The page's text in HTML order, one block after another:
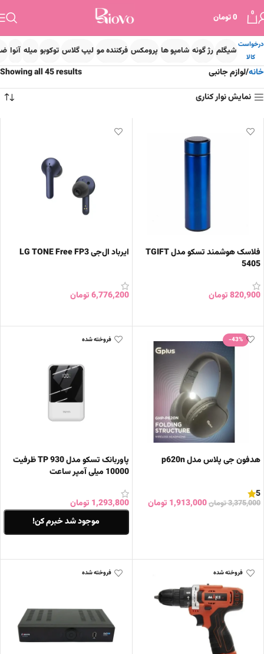
0
0تومان
درخواست
کالا
شیگلم رژ گونه شامپو ها پرومکس فرکننده مو لیپ گلاس توکوبو میله آنوا
خانه لوازم جانبی
Showing all 45 results
نمایش نوار کناری
فلاسک هوشمند تسکو مدل TGIFT
5405
820,900تومان
ایرباد ال‌جی LG TONE Free FP3
6,776,200تومان
-43%
هدفون جی پلاس مدل p620n
5
3,375,000تومان1,913,000 تومان
فروخته شده
پاوربانک تسکو مدل TP 930 ظرفیت
10000 میلی آمپر ساعت
1,293,800 تومان
موجود شد خبرم کن!
فروخته شده فروخته شده